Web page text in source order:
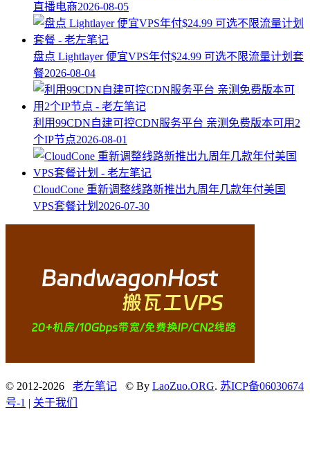
直播电商2026-08-05
盘点 Lightlayer 便宜VPS年付$24.99 可选不限流量计划套
餐2026-08-04
利用99CDN自建可控CDN服务平台 亲测免费版本可用2
个IP节点2026-08-01
CloudCone 重新调整线路新推出九周年几款年付美国
VPS套餐计划 2026-07-30
© 2012-2026 老左笔记 © By LaoZuo.ORG. 苏ICP备06030674
号-1 | 关于我们